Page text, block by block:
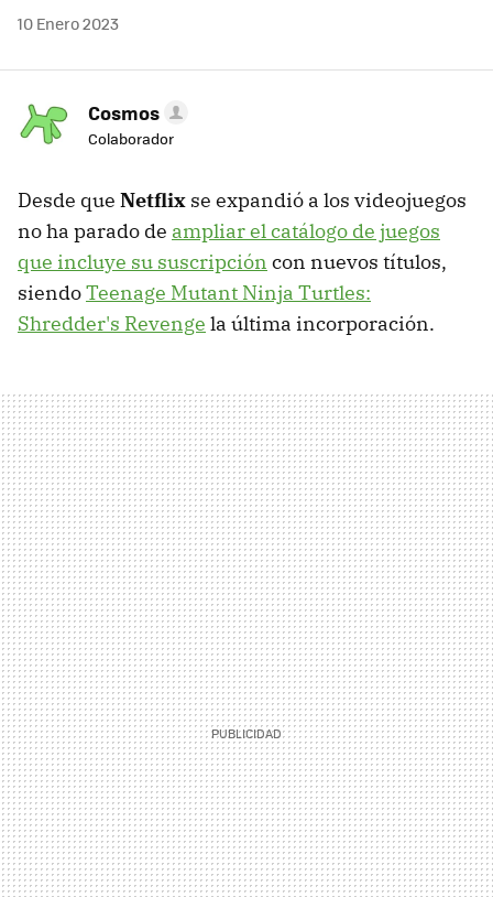
10 Enero 2023
Cosmos
Colaborador
Desde que Netflix se expandió a los videojuegos
no ha parado de ampliar el catálogo de juegos
que incluye su suscripción con nuevos títulos,
siendoTeenage Mutant Ninja Turtles:
Shredder's Revenge la última incorporación.